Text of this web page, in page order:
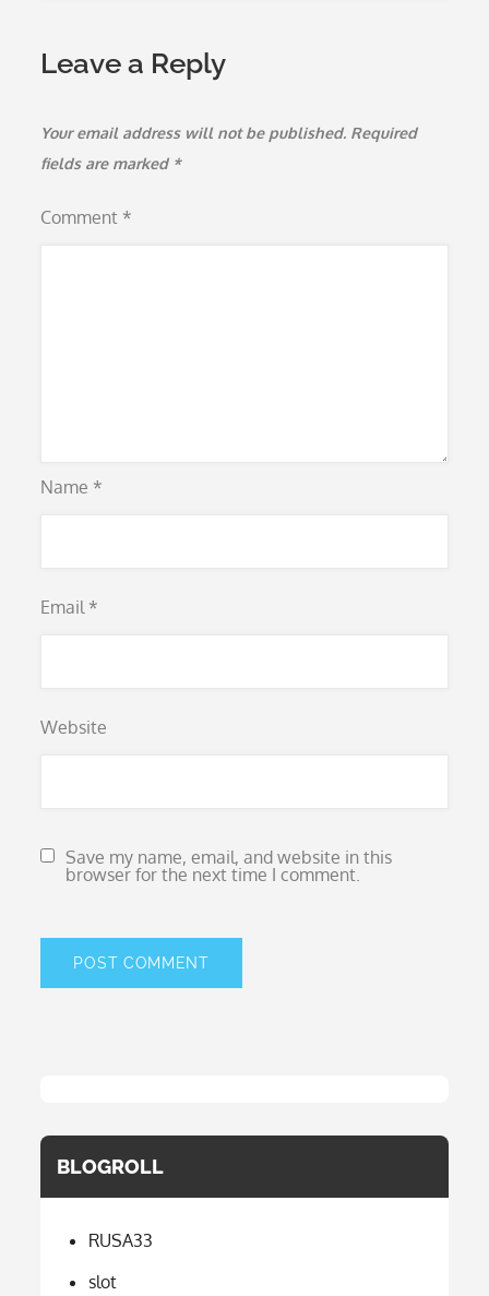
Leave a Reply
Your email address will not be published. Required
fields are marked *
Comment *
Name *
Email *
Website
Save my name, email, and website in this
browser for the next time I comment.
BLOGROLL
RUSA33
slot